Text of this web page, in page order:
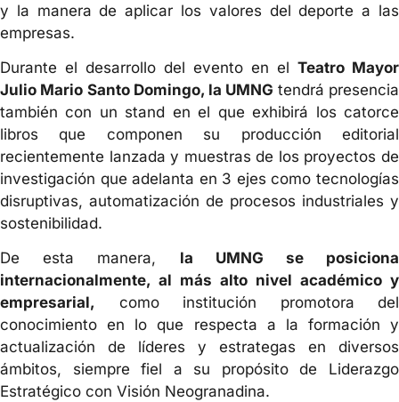
y la manera de aplicar los valores del deporte a las
empresas.
Durante el desarrollo del evento en el Teatro Mayor
Julio Mario Santo Domingo, la UMNG tendrá presencia
también con un stand en el que exhibirá los catorce
libros que componen su producción editorial
recientemente lanzada y muestras de los proyectos de
investigación que adelanta en 3 ejes como tecnologías
disruptivas, automatización de procesos industriales y
sostenibilidad.
De esta manera, la UMNG se posiciona
internacionalmente, al más alto nivel académico y
empresarial, como institución promotora del
conocimiento en lo que respecta a la formación y
actualización de líderes y estrategas en diversos
ámbitos, siempre fiel a su propósito de Liderazgo
Estratégico con Visión Neogranadina.